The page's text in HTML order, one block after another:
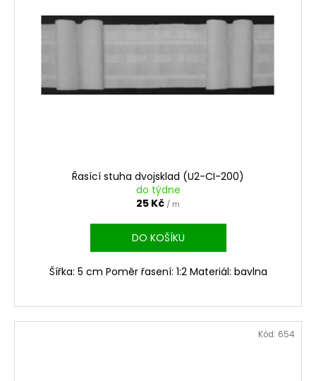
Řasící stuha dvojsklad (U2-CI-200)
do týdne
25 Kč / m
DO KOŠÍKU
Šířka: 5 cm Poměr řasení: 1:2 Materiál: bavlna
Kód: 654